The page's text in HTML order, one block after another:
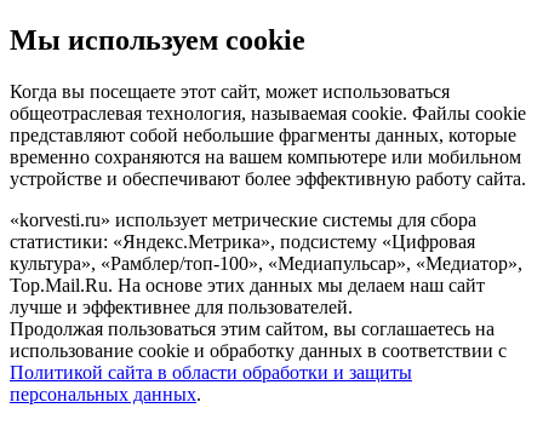
Мы используем cookie
Когда вы посещаете этот сайт, может использоваться
общеотраслевая технология, называемая cookie. Файлы cookie
представляют собой небольшие фрагменты данных, которые
временно сохраняются на вашем компьютере или мобильном
устройстве и обеспечивают более эффективную работу сайта.
«korvesti.ru» использует метрические системы для сбора
статистики: «Яндекс.Метрика», подсистему «Цифровая
культура», «Рамблер/топ-100», «Медиапульсар», «Медиатор»,
Top.Mail.Ru. На основе этих данных мы делаем наш сайт
лучше и эффективнее для пользователей.
Продолжая пользоваться этим сайтом, вы соглашаетесь на
использование cookie и обработку данных в соответствии с
Политикой сайта в области обработки и защиты
персональных данных.